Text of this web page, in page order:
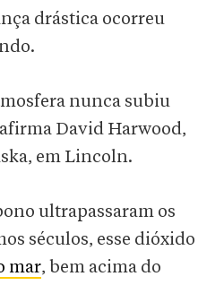
drástica ocorreu
nunca subiu
David Harwood,
em Lincoln.
ultrapassaram os
séculos, esse dióxido
mar, bem acima do